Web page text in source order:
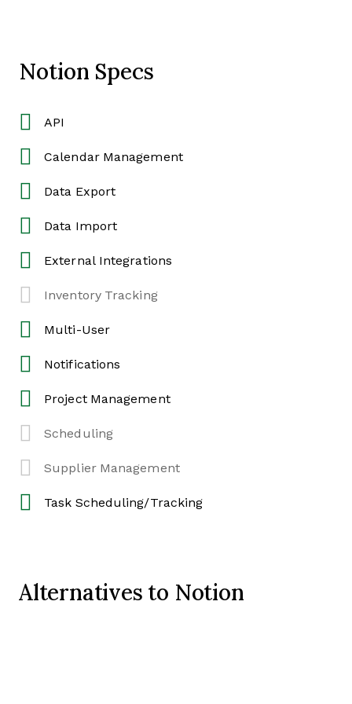
Notion Specs
API
Calendar Management
Data Export
Data Import
External Integrations
Inventory Tracking
Multi-User
Notifications
Project Management
Scheduling
Supplier Management
Task Scheduling/Tracking
Alternatives to Notion